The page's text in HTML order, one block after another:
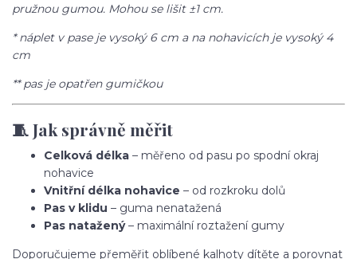
pružnou gumou. Mohou se lišit ±1 cm.
* náplet v pase je vysoký 6 cm a na nohavicích je vysoký 4
cm
** pas je opatřen gumičkou
🧵 Jak správně měřit
Celková délka – měřeno od pasu po spodní okraj
nohavice
Vnitřní délka nohavice – od rozkroku dolů
Pas v klidu – guma nenatažená
Pas natažený– maximální roztažení gumy
Doporučujeme přeměřit oblíbené kalhoty dítěte a porovnat